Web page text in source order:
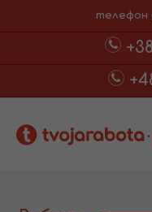
телефон